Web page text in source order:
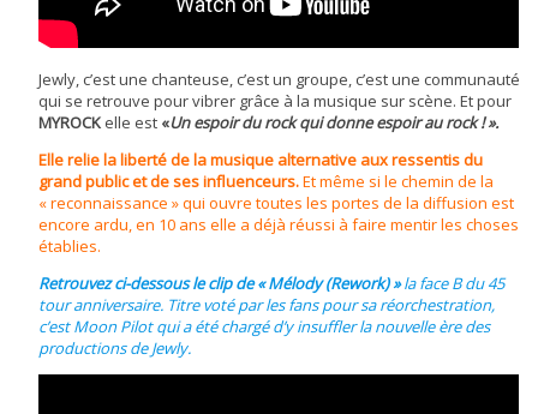
Jewly, c’est une chanteuse, c’est un groupe, c’est une communauté
qui se retrouve pour vibrer grâce à la musique sur scène. Et pour
MYROCK elle est «Un espoir du rock qui donne espoir au rock ! ».
Elle relie la liberté de la musique alternative aux ressentis du
grand public et de ses influenceurs.Et même si le chemin de la
« reconnaissance » qui ouvre toutes les portes de la diffusion est
encore ardu, en 10 ans elle a déjà réussi à faire mentir les choses
établies.
Retrouvez ci-dessous le clip de « Mélody (Rework) »la face B du 45
tour anniversaire. Titre voté par les fans pour sa réorchestration,
c’est Moon Pilot qui a été chargé d’y insuffler la nouvelle ère des
productions de Jewly.